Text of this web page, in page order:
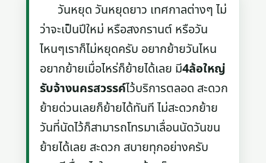
วันหยุด วันหยุดยาว เทศกาลต่างๆ ไม่
ว่าจะเป็นปีใหม่ หรือสงกรานต์ หรือวัน
ไหนๆเราก็ไม่หยุดครับ อยากย้ายวันไหน
อยากย้ายเมื่อไหร่ก็ย้ายได้เลย มี4ล้อใหญ่
รับจ้างนครสวรรค์ไว้บริการตลอด สะดวก
ย้ายด่วนเลยก็ย้ายได้ทันที ไม่สะดวกย้าย
วันที่นัดไว้ก็สามารถโทรมาเลื่อนนัดวันขน
ย้ายได้เลย สะดวก สบายทุกอย่างครับ